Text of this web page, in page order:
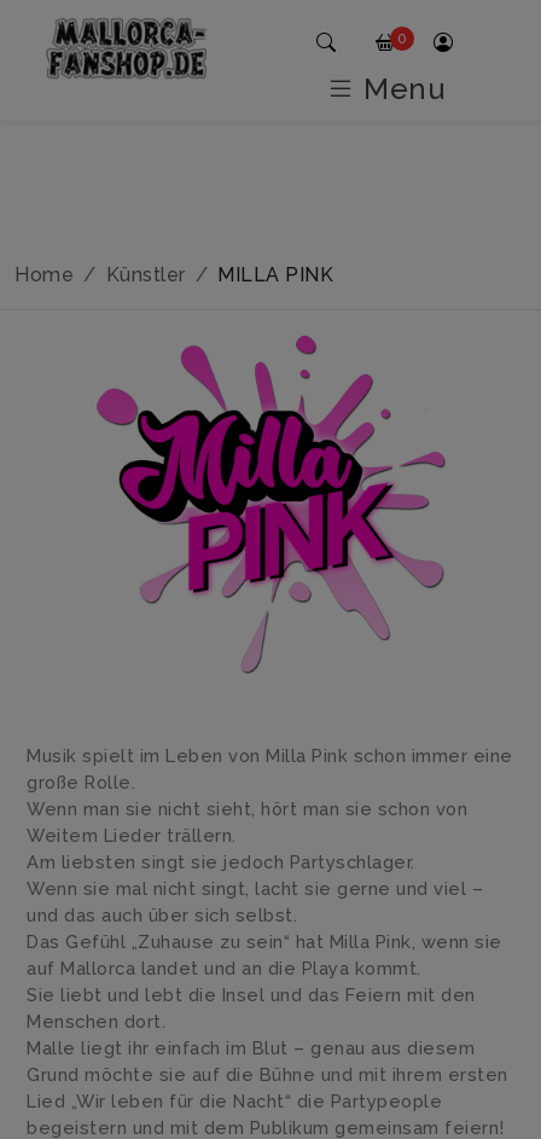
Home Künstler MILLA PINK
Musik spielt im Leben von Milla Pink schon immer eine
große Rolle.
Wenn man sie nicht sieht, hört man sie schon von
Weitem Lieder trällern.
Am liebsten singt sie jedoch Partyschlager.
Wenn sie mal nicht singt, lacht sie gerne und viel –
und das auch über sich selbst.
Das Gefühl „Zuhause zu sein“ hat Milla Pink, wenn sie
auf Mallorca landet und an die Playa kommt.
Sie liebt und lebt die Insel und das Feiern mit den
Menschen dort.
Malle liegt ihr einfach im Blut – genau aus diesem
Grund möchte sie auf die Bühne und mit ihrem ersten
Lied „Wir leben für die Nacht“ die Partypeople
begeistern und mit dem Publikum gemeinsam feiern!
0
Menu